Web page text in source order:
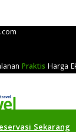
Praktis Harga
Sekarang